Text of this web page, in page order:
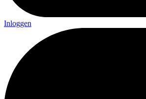
Inloggen